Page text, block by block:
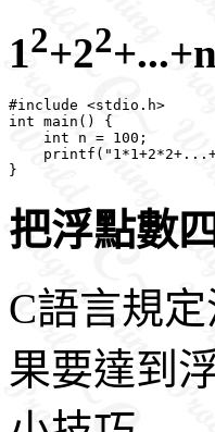
12+22+...+n
#include <stdio.h>
int main() {
    int n = 100;
把浮點數
C語言規
果要達到